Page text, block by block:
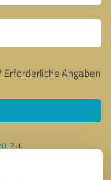
Erforderliche Angaben
zu.